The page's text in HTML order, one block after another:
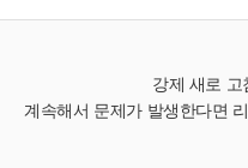
강제 새로
계속해서 문제가 발생한다면